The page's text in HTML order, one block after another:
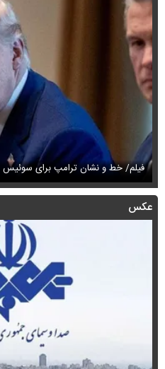
فیلم/ خط و نشان ترامپ برای سوئیس
عکس